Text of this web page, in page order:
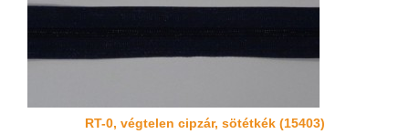
RT-0, végtelen cipzár, sötétkék (15403)